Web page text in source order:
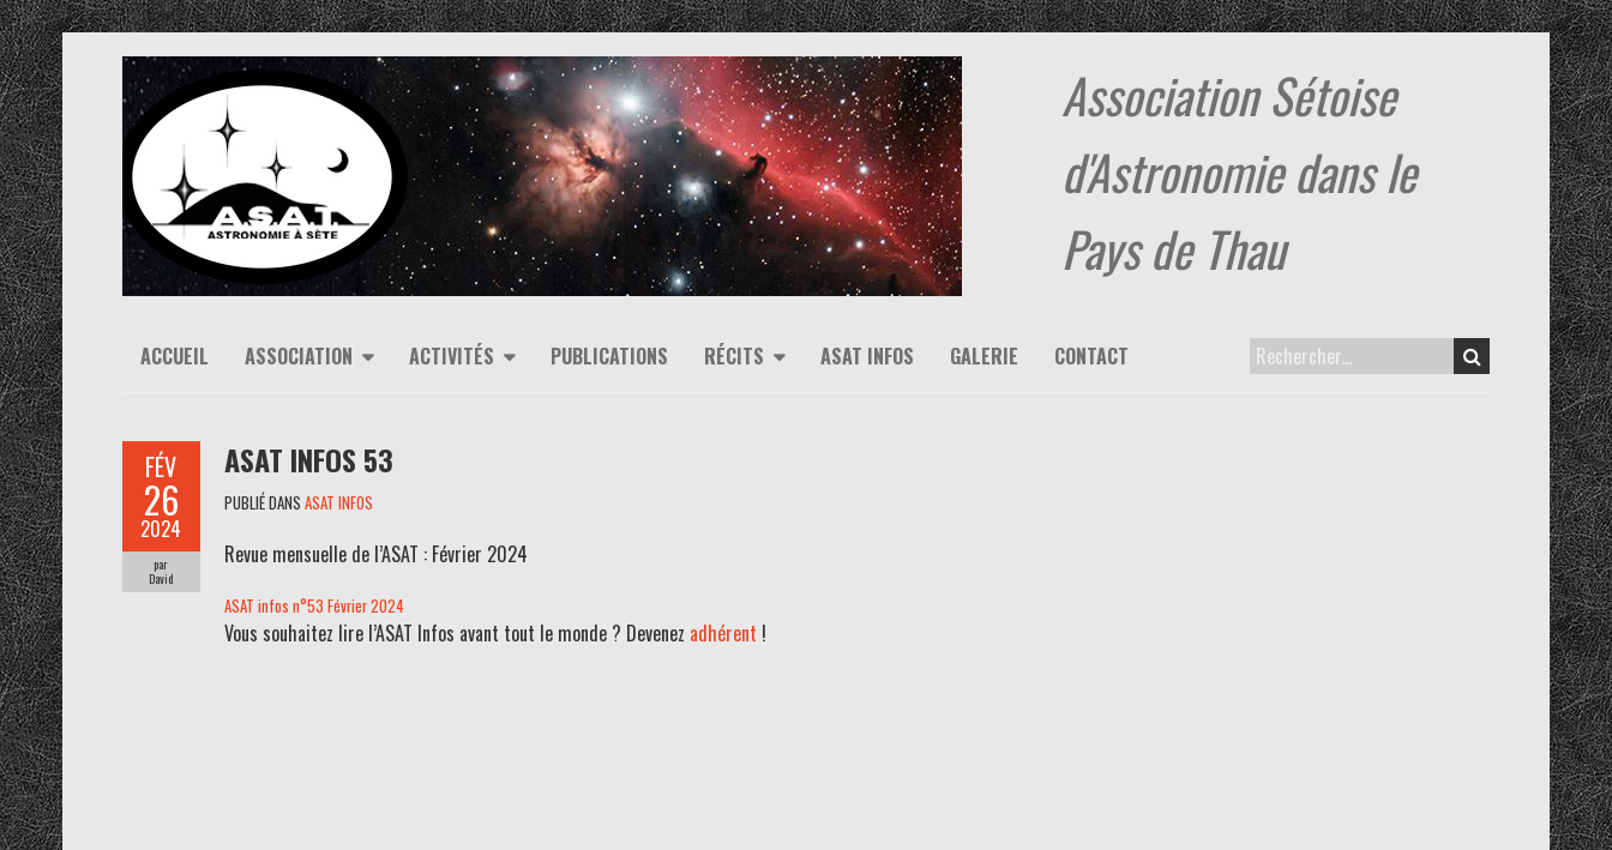
Association Sétoise
d'Astronomie dans le
Pays de Thau
ACCUEIL ASSOCIATION ACTIVITÉS PUBLICATIONS RÉCITS ASAT INFOS GALERIE CONTACT
FÉV
26
2024
par
David
ASAT INFOS 53
PUBLIÉ DANS ASAT INFOS
Revue mensuelle de l’ASAT : Février 2024
ASAT infos n°53 Février 2024
Vous souhaitez lire l’ASAT Infos avant tout le monde ? Devenez adhérent !